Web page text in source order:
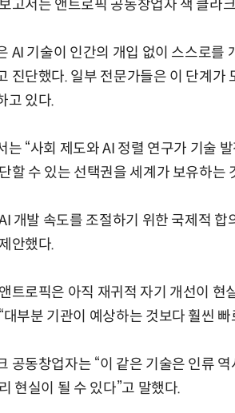
고서는 앤트로픽 공동창업자 잭 클라
AI 기술이 인간의 개입 없이 스스로를
진단했다. 일부 전문가들은 이 단계가
고 있다.
는 “사회 제도와 AI 정렬 연구가 기술
할 수 있는 선택권을 세계가 보유하는
개발 속도를 조절하기 위한 국제적
안했다.
트로픽은 아직 재귀적 자기 개선이 현
대부분 기관이 예상하는 것보다 훨씬
공동창업자는 “이 같은 기술은 인류
현실이 될 수 있다”고 말했다.